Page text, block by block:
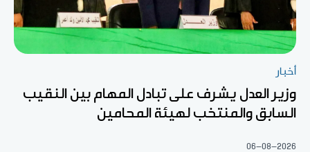
أخبار
وزير العدل يشرف على تبادل المهام بين النقيب
السابق والمنتخب لهيئة المحامين
06-08-2026